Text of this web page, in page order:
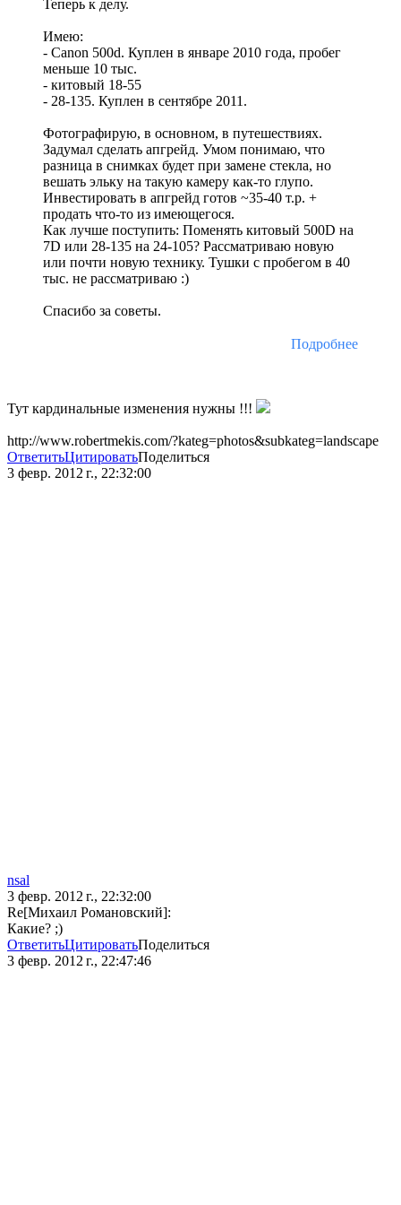
Теперь к делу.
Имею:
- Canon 500d. Куплен в январе 2010 года, пробег
меньше 10 тыс.
- китовый 18-55
- 28-135. Куплен в сентябре 2011.
Фотографирую, в основном, в путешествиях.
Задумал сделать апгрейд. Умом понимаю, что
разница в снимках будет при замене стекла, но
вешать эльку на такую камеру как-то глупо.
Инвестировать в апгрейд готов ~35-40 т.р. +
продать что-то из имеющегося.
Как лучше поступить: Поменять китовый 500D на
7D или 28-135 на 24-105? Рассматриваю новую
или почти новую технику. Тушки с пробегом в 40
тыс. не рассматриваю :)
Спасибо за советы.
Подробнее
Тут кардинальные изменения нужны !!!
http://www.robertmekis.com/?kateg=photos&subkateg=landscape
ОтветитьЦитироватьПоделиться
3 февр. 2012 г., 22:32:00
nsal
3 февр. 2012 г., 22:32:00
Re[Михаил Романовский]:
Какие? ;)
ОтветитьЦитироватьПоделиться
3 февр. 2012 г., 22:47:46